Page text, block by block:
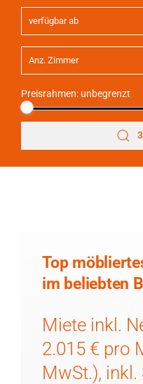
Preisrahmen: unbegrenzt
Top
im beliebten
Miete inkl.
2.015 € pro
MwSt.),